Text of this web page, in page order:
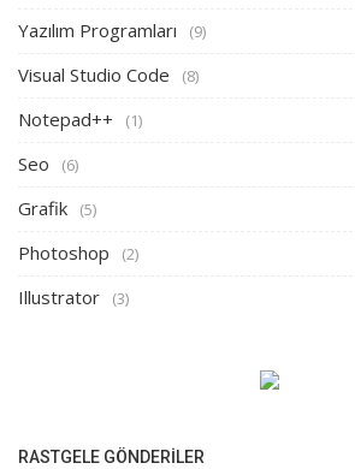
Yazılım Programları (9)
Visual Studio Code (8)
Notepad++ (1)
Seo (6)
Grafik (5)
Photoshop (2)
Illustrator (3)
RASTGELE GÖNDERILER